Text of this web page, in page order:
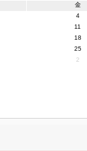
金
4
11
18
25
2